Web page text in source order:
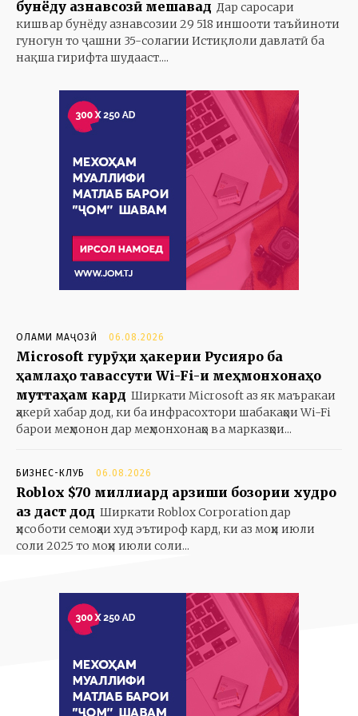
бунёду азнавсозӣ мешавад Дар саросари
кишвар бунёду азнавсозии 29 518 иншооти таъйиноти
гуногун то ҷашни 35-солагии Истиқлоли давлатӣ ба
нақша гирифта шудааст....
ОЛАМИ МАҶОЗӢ 06.08.2026
Microsoft гурӯҳи ҳакерии Русияро ба
ҳамлаҳо тавассути Wi-Fi-и меҳмонхонаҳо
муттаҳам кард Ширкати Microsoft аз як маъракаи
ҳакерӣ хабар дод, ки ба инфрасохтори шабакаҳои Wi-Fi
барои меҳмонон дар меҳмонхонаҳо ва марказҳои...
БИЗНЕС-КЛУБ 06.08.2026
Roblox $70 миллиард арзиши бозории худро
аз даст дод Ширкати Roblox Corporation дар
ҳисоботи семоҳаи худ эътироф кард, ки аз моҳи июли
соли 2025 то моҳи июли соли...